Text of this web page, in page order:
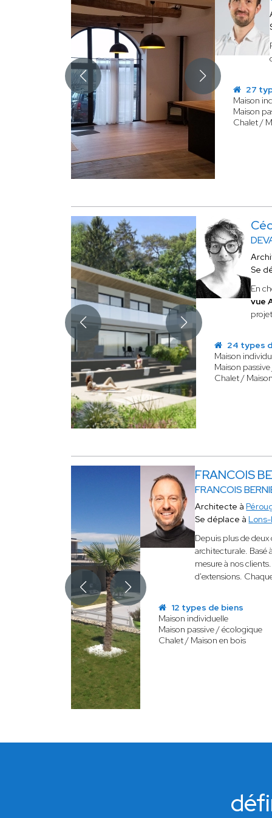
27
Maison
Maison
Chalet /
Se
En
vue
24 types
Maison
Maison
Chalet /
FRANCOIS
FRANCOIS
Architecte à
Se déplace à
Depuis plus de deux
architecturale. Basé
mesure à nos
d'extensions.
12 types de biens
Maison individuelle
Maison passive / écologique
Chalet / Maison en bois